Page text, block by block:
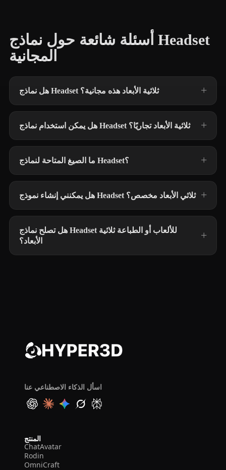
أسئلة شائعة حول نماذج Headset
المجانية
هل نماذج Headset ثلاثية الأبعاد هذه مجانية؟
هل يمكن استخدام نماذج Headset ثلاثية الأبعاد تجاريًا؟
ما الصيغ المتاحة لنماذج Headset؟
هل يمكنني إنشاء نموذج Headset ثلاثي الأبعاد مخصص؟
هل تصلح نماذج Headset للألعاب أو الطباعة ثلاثية
الأبعاد؟
اسأل الذكاء الاصطناعي عنا
المنتج
ChatAvatar
Rodin
OmniCraft